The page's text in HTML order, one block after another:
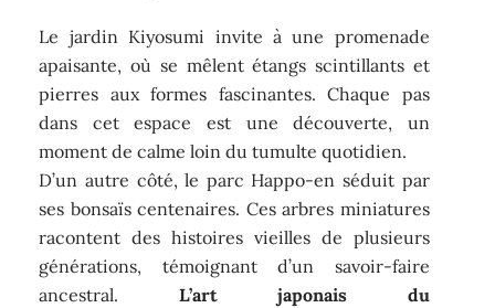
Le jardin Kiyosumi invite à une promenade
apaisante, où se mêlent étangs scintillants et
pierres aux formes fascinantes. Chaque pas
dans cet espace est une découverte, un
moment de calme loin du tumulte quotidien.
D’un autre côté, le parc Happo-en séduit par
ses bonsaïs centenaires. Ces arbres miniatures
racontent des histoires vieilles de plusieurs
générations, témoignant d’un savoir-faire
ancestral. L’art japonais du